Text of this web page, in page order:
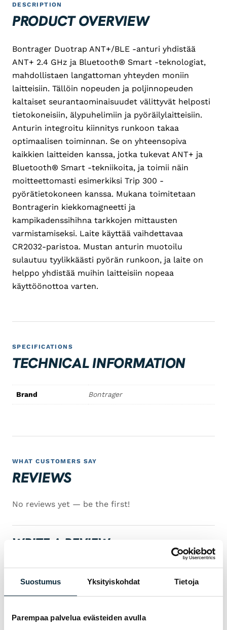
Suostumus Yksityiskohdat Tietoja
Parempaa palvelua evästeiden avulla
DESCRIPTION
PRODUCT OVERVIEW
Bontrager Duotrap ANT+/BLE -anturi yhdistää
ANT+ 2.4 GHz ja Bluetooth® Smart -teknologiat,
mahdollistaen langattoman yhteyden moniin
laitteisiin. Tällöin nopeuden ja poljinnopeuden
kaltaiset seurantaominaisuudet välittyvät helposti
tietokoneisiin, älypuhelimiin ja pyöräilylaitteisiin.
Anturin integroitu kiinnitys runkoon takaa
optimaalisen toiminnan. Se on yhteensopiva
kaikkien laitteiden kanssa, jotka tukevat ANT+ ja
Bluetooth® Smart -tekniikoita, ja toimii näin
moitteettomasti esimerkiksi Trip 300 -
pyörätietokoneen kanssa. Mukana toimitetaan
Bontragerin kiekkomagneetti ja
kampikadenssihihna tarkkojen mittausten
varmistamiseksi. Laite käyttää vaihdettavaa
CR2032-paristoa. Mustan anturin muotoilu
sulautuu tyylikkäästi pyörän runkoon, ja laite on
helppo yhdistää muihin laitteisiin nopeaa
käyttöönottoa varten.
SPECIFICATIONS
TECHNICAL INFORMATION
Brand Bontrager
WHAT CUSTOMERS SAY
REVIEWS
No reviews yet — be the first!
WRITE A REVIEW